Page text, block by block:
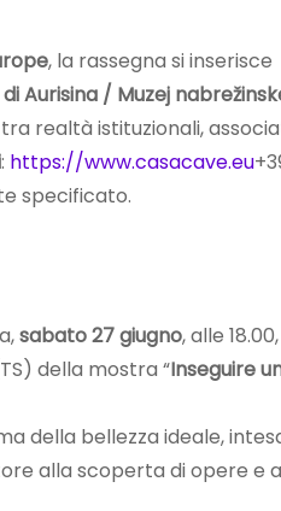
, la rassegna si inserisce
Aurisina / Muzej
realtà istituzionali,
: https://www.casacave.eu
specificato.
sabato 27 giugno, alle
della mostra “Inseguire
della bellezza ideale,
alla scoperta di opere e